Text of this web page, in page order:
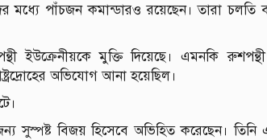
মধ্যে পাঁচজন কমান্ডারও রয়েছেন। তারা
মুক্তি দিয়েছে। এমনকি
অভিযোগ আনা হয়েছিল।
সুস্পষ্ট বিজয় হিসেবে অভিহিত করেছেন।